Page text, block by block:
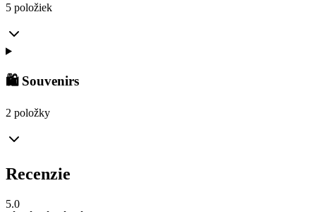
5 položiek
🛍️ Souvenirs
2 položky
Recenzie
5.0